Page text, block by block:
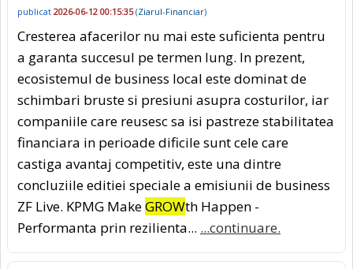
publicat 2026-06-12 00:15:35(Ziarul-Financiar)
Cresterea afacerilor nu mai este suficienta pentru
a garanta succesul pe termen lung. In prezent,
ecosistemul de business local este dominat de
schimbari bruste si presiuni asupra costurilor, iar
companiile care reusesc sa isi pastreze stabilitatea
financiara in perioade dificile sunt cele care
castiga avantaj competitiv, este una dintre
concluziile editiei speciale a emisiunii de business
ZF Live. KPMG MakeGROWth Happen -
Performanta prin rezilienta... ...continuare.